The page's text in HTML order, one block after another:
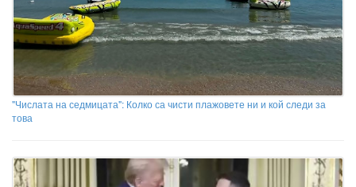
"Числата на седмицата": Колко са чисти плажовете ни и кой следи за
това